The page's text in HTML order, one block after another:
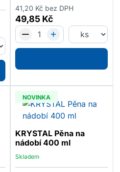
49,85 Kč
41,20 Kč bez DPH
NOVINKA
KRYSTAL Pěna na
nádobí 400 ml
Skladem